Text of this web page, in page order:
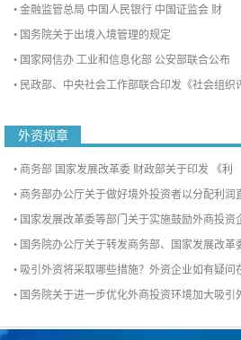
•金融监管总局 中国人民银行 中国证监会 财
• 国务院关于出境入境管理的规定
• 国家网信办 工业和信息化部 公安部联合公布
• 民政部、中央社会工作部联合印发《社会组织
外资规章
•商务部 国家发展改革委 财政部关于印发 《利
•商务部办公厅关于做好境外投资者以分配利润
• 国家发展改革委等部门关于实施鼓励外商投资
• 国务院办公厅关于转发商务部、国家发展改革
• 吸引外资将采取哪些措施？外资企业如有疑问
• 国务院关于进一步优化外商投资环境加大吸引